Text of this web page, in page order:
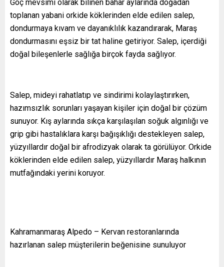
Göç mevsimi olarak bilinen bahar aylarında doğadan
toplanan yabani orkide köklerinden elde edilen salep,
dondurmaya kıvam ve dayanıklılık kazandırarak, Maraş
dondurmasını eşsiz bir tat haline getiriyor. Salep, içerdiği
doğal bileşenlerle sağlığa birçok fayda sağlıyor.
Salep, mideyi rahatlatıp ve sindirimi kolaylaştırırken,
hazımsızlık sorunları yaşayan kişiler için doğal bir çözüm
sunuyor. Kış aylarında sıkça karşılaşılan soğuk algınlığı ve
grip gibi hastalıklara karşı bağışıklığı destekleyen salep,
yüzyıllardır doğal bir afrodizyak olarak ta görülüyor. Orkide
köklerinden elde edilen salep, yüzyıllardır Maraş halkının
mutfağındaki yerini koruyor.
Kahramanmaraş Alpedo – Kervan restoranlarında
hazırlanan salep müşterilerin beğenisine sunuluyor